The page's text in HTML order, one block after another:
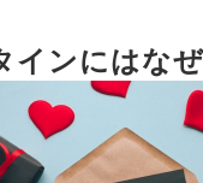
ンタインチョコは手作りでき
バレンタインチョコをチェッ
ンタインチョコの売れ筋ラン
インにはな